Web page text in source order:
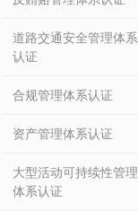
道路交通安全管理体系
认证
合规管理体系认证
资产管理体系认证
大型活动可持续性管理
体系认证